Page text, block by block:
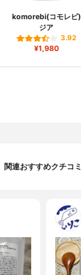
komorebi(コモレビ)
ジア
3.92
¥1,980
関連おすすめクチコミ